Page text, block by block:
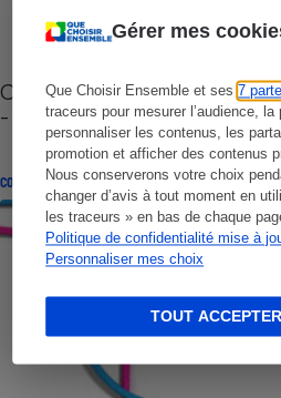
Gérer mes
Que Choisir Ensemble et ses7
traceurs pour mesurer l’audience, la
personnaliser les contenus, les
promotion et afficher des contenus
Nous conserverons votre choix
changer d’avis à tout moment en
les traceurs » en bas de chaque
Politique de confidentialité mise à
Personnaliser mes choix
TOUT
Cafetière à capsules zéro
- Premières impressions
CONSEILS